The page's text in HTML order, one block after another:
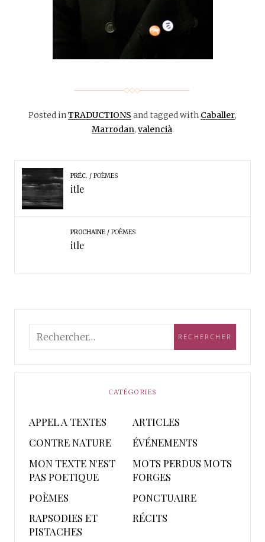
Posted inTRADUCTIONS and tagged with Caballer,
Marrodan, valencià.
PRÉC. POÈMES
itle
PROCHAINE POÈMES
itle
CATÉGORIES
APPEL A TEXTES
ARTICLES
CONTRE NATURE
ÉVÉNEMENTS
MON TEXTE N'EST
PAS POETIQUE
MOTS PERDUS MOTS
FORGES
POÈMES
PONCTUAIRE
RAPSODIES ET
PISTACHES
RÉCITS